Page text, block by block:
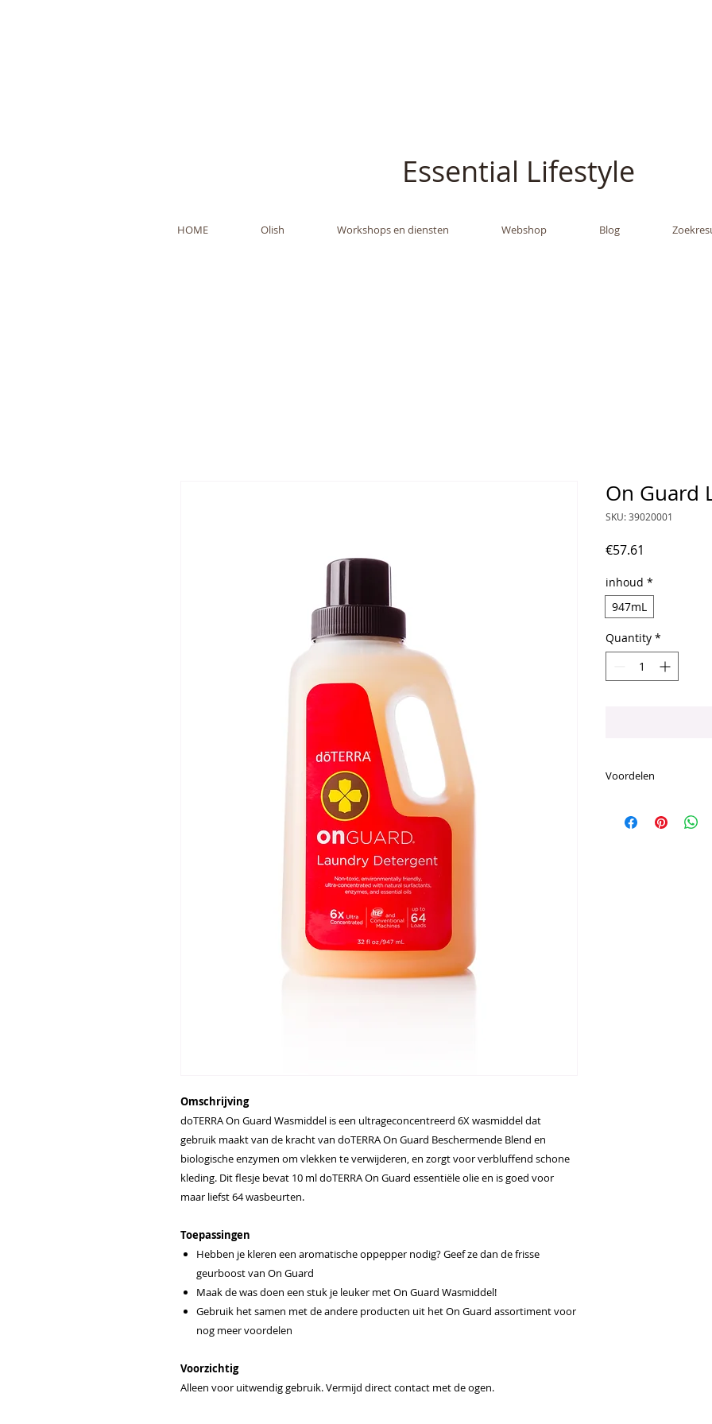
Essential Lifestyle
HOME Olish Workshops en diensten Webshop Blog
Omschrijving
doTERRA On Guard Wasmiddel is een ultrageconcentreerd 6X wasmiddel dat
gebruik maakt van de kracht van doTERRA On Guard Beschermende Blend en
biologische enzymen om vlekken te verwijderen, en zorgt voor verbluffend schone
kleding. Dit flesje bevat 10 ml doTERRA On Guard essentiële olie en is goed voor
maar liefst 64 wasbeurten.
Toepassingen
Hebben je kleren een aromatische oppepper nodig? Geef ze dan de frisse
geurboost van On Guard
Maak de was doen een stuk je leuker met On Guard Wasmiddel!
Gebruik het samen met de andere producten uit het On Guard assortiment voor
nog meer voordelen
Voorzichtig
Alleen voor uitwendig gebruik. Vermijd direct contact met de ogen.
On Guard
SKU: 39020001
€57.61
inhoud *
947mL
Quantity *
Voordelen
Een unieke